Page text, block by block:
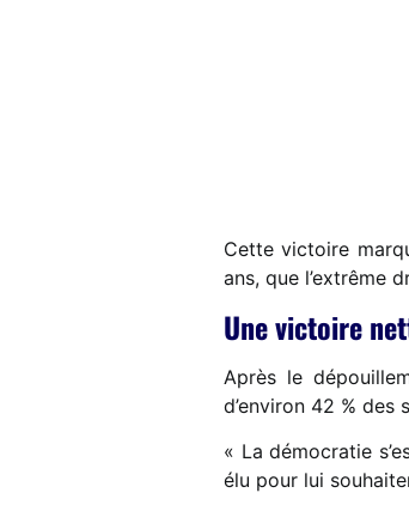
Cette victoire
ans, que l’extrême
Une victoire
Après le
d’environ 42 %
« La démocratie
élu pour lui